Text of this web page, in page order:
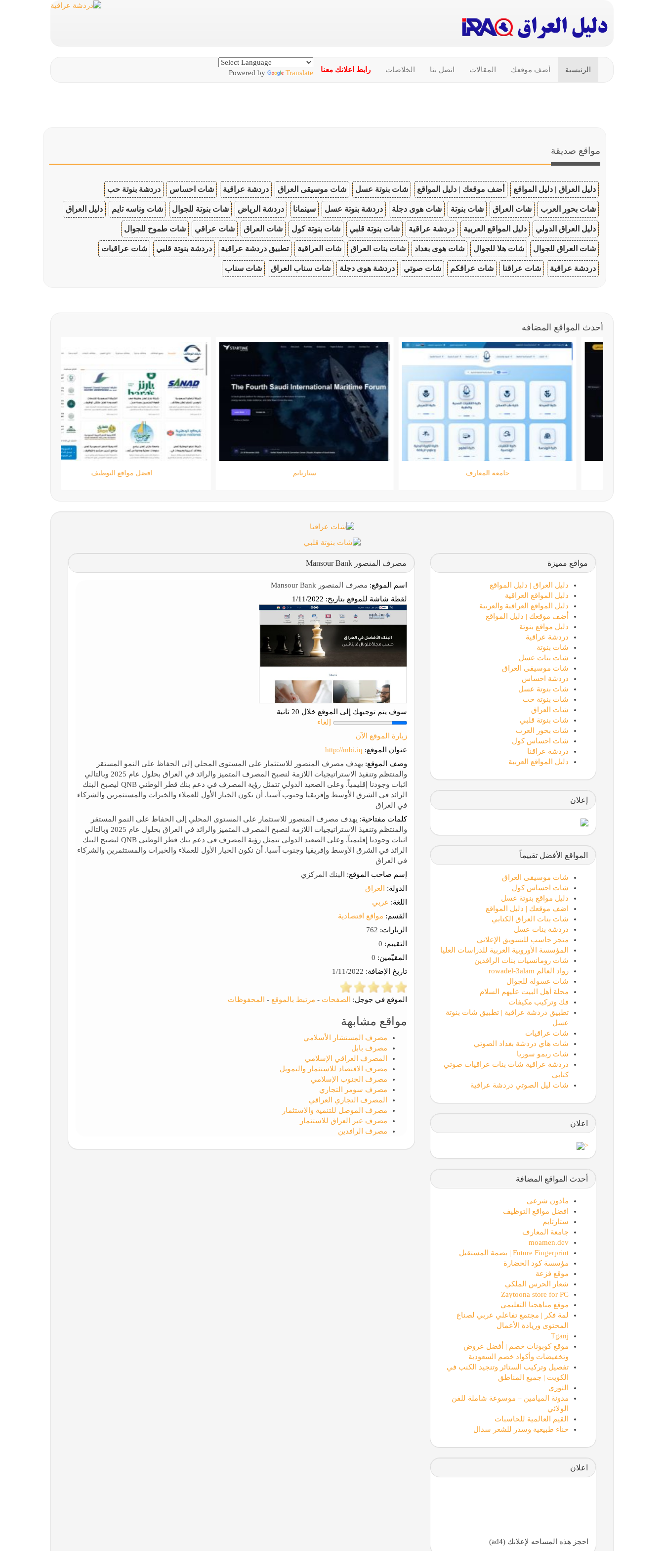
الرئيسية أضف موقعك المقالات اتصل بنا الخلاصات رابط اعلانك معنا Powered by Translate
مواقع صديقة
دليل العراق | دليل المواقع أضف موقعك | دليل المواقع شات بنوتة عسل شات موسيقى العراق دردشة عراقية شات احساس دردشة بنوتة حب
شات بحور العرب شات العراق شات بنوتة شات هوى دجلة دردشة بنوتة عسل سينمانا دردشة الرياض شات بنوتة للجوال شات وناسه تايم دليل العراق
دليل العراق الدولي دليل المواقع العربية دردشة عراقية شات بنوتة قلبي شات بنوتة كول شات العراق شات عراقي شات طموح للجوال
شات العراق للجوال شات هلا للجوال شات هوى بغداد شات بنات العراق شات العراقية تطبيق دردشة عراقية دردشة بنوتة قلبي شات عراقيات
دردشة عراقية شات عراقنا شات عراقكم شات صوتي دردشة هوى دجلة شات سناب العراق شات سناب
أحدث المواقع المضافه
ستارتايم جامعة المعارف moamen.dev
مصرف المنصور Mansour Bank
اسم الموقع: مصرف المنصور Mansour Bank
لقطة شاشة للموقع بتاريخ:
سوف يتم توجيهك إلى الموقع خلال 20 ثانية
إلغاء
زيارة الموقع الآن
عنوان الموقع: http://mbi.iq
وصف الموقع: يهدف مصرف المنصور للاستثمار على المستوى المحلي إلى الحفاظ على النمو المستقر
والمنتظم وتنفيذ الاستراتيجيات اللازمة لنصبح المصرف المتميز والرائد في العراق بحلول عام 2025 وبالتالي
اثبات وجودنا إقليمياً. وعلى الصعيد الدولي تتمثل رؤية المصرف في دعم بنك قطر الوطني QNB ليصبح البنك
الرائد في الشرق الأوسط وإفريقيا وجنوب آسيا. أن نكون الخيار الأول للعملاء والخبرات والمستثمرين والشركاء
في العراق
كلمات مفتاحية: يهدف مصرف المنصور للاستثمار على المستوى المحلي إلى الحفاظ على النمو المستقر
والمنتظم وتنفيذ الاستراتيجيات اللازمة لنصبح المصرف المتميز والرائد في العراق بحلول عام 2025 وبالتالي
اثبات وجودنا إقليمياً. وعلى الصعيد الدولي تتمثل رؤية المصرف في دعم بنك قطر الوطني QNB ليصبح البنك
الرائد في الشرق الأوسط وإفريقيا وجنوب آسيا. أن نكون الخيار الأول للعملاء والخبرات والمستثمرين والشركاء
في العراق
إسم صاحب الموقع: البنك المركزي
الدولة:
العراق
اللغة: عربي
القسم: مواقع اقتصادية
الزيارات:
التقييم:
المقيّمين:
تاريخ الإضافة:
الموقع في جوجل: الصفحات - مرتبط بالموقع - المحفوظات
مواقع مشابهة
مصرف المستشار الأسلامي
مصرف بابل
المصرف العراقي الإسلامي
مصرف الاقتصاد للاستثمار والتمويل
مصرف الجنوب الإسلامي
مصرف سومر التجاري
المصرف التجاري العراقي
مصرف الموصل للتنمية والاستثمار
مصرف عبر العراق للاستثمار
مصرف الرافدين
مواقع مميزة
دليل العراق | دليل المواقع
دليل المواقع العراقية
دليل المواقع العراقية والعربية
أضف موقعك | دليل المواقع
دليل مواقع بنوتة
دردشة عراقية
شات بنوتة
شات بنات عسل
شات موسيقى العراق
دردشة احساس
شات بنوتة عسل
شات بنوتة حب
شات العراق
شات بنوتة قلبي
شات بحور العرب
شات احساس كول
دردشة عراقنا
دليل المواقع العربية
إعلان
المواقع الأفضل تقييماً
شات موسيقى العراق
شات احساس كول
دليل مواقع بنوتة عسل
اضف موقعك | دليل المواقع
شات بنات العراق الكتابي
دردشة بنات عسل
متجر حاسب للتسويق الإعلاني
المؤسسة الأوروبية العربية للدراسات العليا
شات رومانسيات بنات الرافدين
رواد العالم rowadel-3alam
شات عسولة للجوال
مجلة أهل البيت عليهم السلام
فك وتركيب مكيفات
تطبيق دردشة عراقية | تطبيق شات بنوتة
عسل
شات عراقيات
شات هاي دردشة بغداد الصوتي
شات ريمو سوريا
دردشة عراقية شات بنات عراقيات صوتي
كتابي
شات ليل الصوتي دردشة عراقية
اعلان
<
أحدث المواقع المضافة
ماذون شرعي
افضل مواقع التوظيف
ستارتايم
جامعة المعارف
moamen.dev
Future Fingerprint | بصمة المستقبل
مؤسسة كود الحضارة
موقع فزعة
شعار الحرس الملكي
Zaytoona store for PC
موقع مناهجنا التعليمي
لمة فكر | مجتمع تفاعلي عربي لصناع
المحتوى وريادة الأعمال
Tganj
موقع كوبونات خصم | أفضل عروض
وتخفيضات وأكواد خصم السعودية
تفصيل وتركيب الستائر وتنجيد الكنب في
الكويت | جميع المناطق
الثوري
مدونة الميامين – موسوعة شاملة للفن
الولائي
القيم العالمية للحاسبات
حناء طبيعية وسدر للشعر سدال
اعلان
احجز هذه المساحه لإعلانك (ad4)